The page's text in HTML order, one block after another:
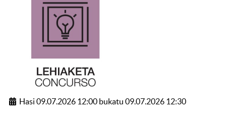
Hasi 09.07.2026 12:00 bukatu 09.07.2026 12:30